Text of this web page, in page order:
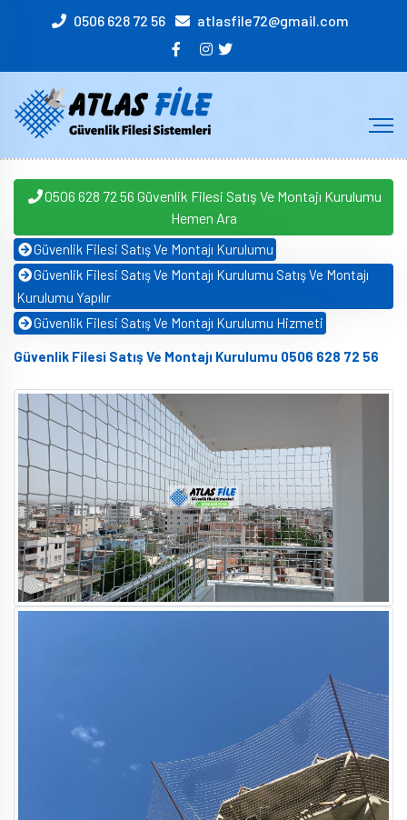
0506 628 72 56 atlasfile72@gmail.com
0506 628 72 56 Güvenlik Filesi Satış Ve Montajı Kurulumu
Hemen Ara
Güvenlik Filesi Satış Ve Montajı Kurulumu
Güvenlik Filesi Satış Ve Montajı Kurulumu Satış Ve Montajı
Kurulumu Yapılır
Güvenlik Filesi Satış Ve Montajı Kurulumu Hizmeti
Güvenlik Filesi Satış Ve Montajı Kurulumu 0506 628 72 56